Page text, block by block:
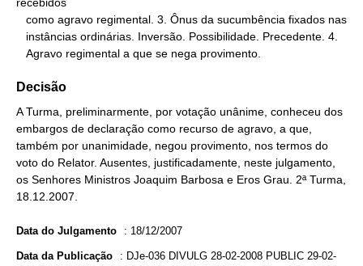
recebidos
   Agravo regimental a que se nega provimento.
Decisão
A Turma, preliminarmente, por votação unânime, conheceu dos
embargos de declaração como recurso de agravo, a que,
também por unanimidade, negou provimento, nos termos do
voto do Relator. Ausentes, justificadamente, neste julgamento,
os Senhores Ministros Joaquim Barbosa e Eros Grau. 2ª Turma,
18.12.2007.
Data do Julgamento : 18/12/2007
Data da Publicação : DJe-036 DIVULG 28-02-2008 PUBLIC 29-02-